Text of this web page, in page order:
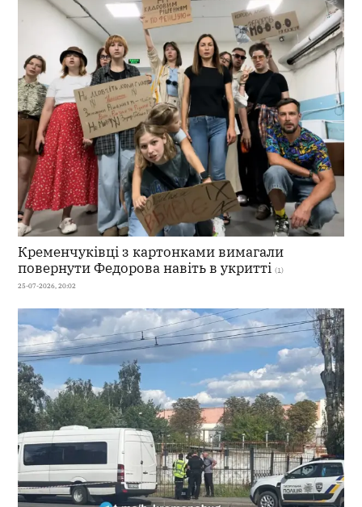
Кременчуківці з картонками вимагали
повернути Федорова навіть в укритті (1)
25-07-2026, 20:02